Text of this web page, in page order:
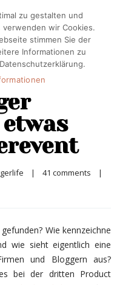
etwas
| 41 comments
|
Wie kennzeichne
wie sieht eigentlich eine
und Bloggern aus?
bei der dritten Product
zu gestalten und
wir Cookies.
stimmen Sie der
Informationen zu